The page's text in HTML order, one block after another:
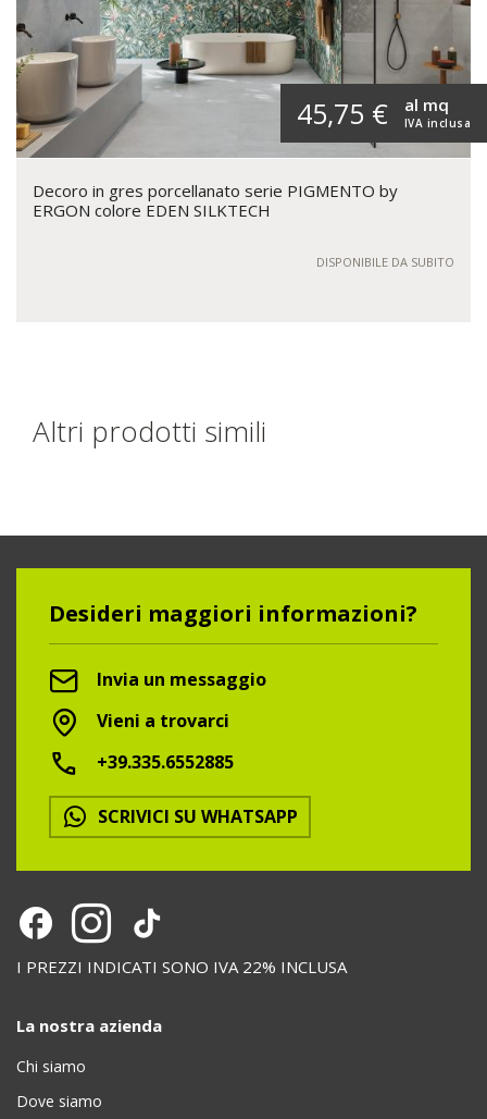
45,75 € IVA inclusa
al mq
Decoro in gres porcellanato serie PIGMENTO by
ERGON colore EDEN SILKTECH
DISPONIBILE DA SUBITO
Altri prodotti simili
Desideri maggiori informazioni?
Invia un messaggio
Vieni a trovarci
+39.335.6552885
SCRIVICI SU WHATSAPP
I PREZZI INDICATI SONO IVA 22% INCLUSA
La nostra azienda
Chi siamo
Dove siamo